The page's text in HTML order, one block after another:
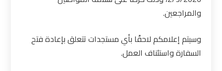
والمراجعين.
وسيتم إعلامكم لاحقًا بأي مستجدات تتعلق بإعادة فتح
السفارة واستئناف العمل.